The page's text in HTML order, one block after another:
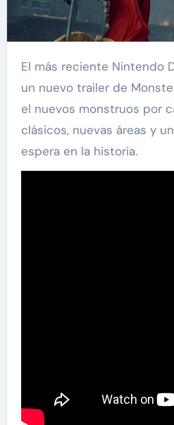
El más reciente Nintendo Direct trajo consigo
un nuevo trailer de
el nuevos monstruos por
clásicos, nuevas áreas y
espera en la historia.